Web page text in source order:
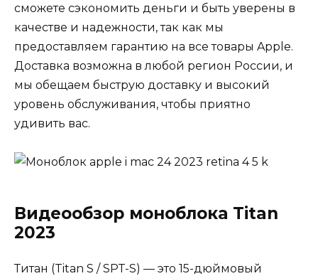
сможете сэкономить деньги и быть уверены в
качестве и надежности, так как мы
предоставляем гарантию на все товары Apple.
Доставка возможна в любой регион России, и
мы обещаем быструю доставку и высокий
уровень обслуживания, чтобы приятно
удивить вас.
Видеообзор моноблока Titan
2023
Титан (Titan S / SPT-S) — это 15-дюймовый